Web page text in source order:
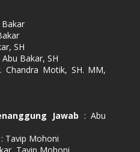
Bakar
SH
Bakar, SH
Chandra Motik, SH. MM,
Jawab : Abu
Tavip Mohoni
Tavip Mohoni,